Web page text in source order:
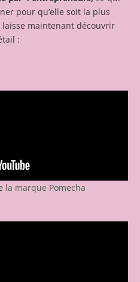
pour qu’elle soit la plus
laisse maintenant découvrir
:
la marque Pomecha